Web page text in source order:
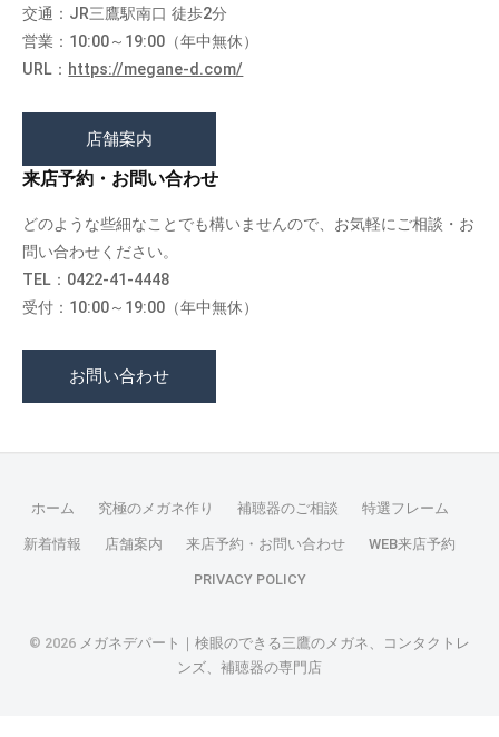
交通：JR三鷹駅南口 徒歩2分
営業：10:00～19:00（年中無休）
URL： https://megane-d.com/
店舗案内
来店予約・お問い合わせ
どのような些細なことでも構いませんので、お気軽にご相談・お
問い合わせください。
TEL：0422-41-4448
受付：10:00～19:00（年中無休）
お問い合わせ
ホーム 究極のメガネ作り 補聴器のご相談 特選フレーム
新着情報 店舗案内 来店予約・お問い合わせ WEB来店予約
PRIVACY POLICY
© 2026 メガネデパート｜検眼のできる三鷹のメガネ、コンタクトレ
ンズ、補聴器の専門店